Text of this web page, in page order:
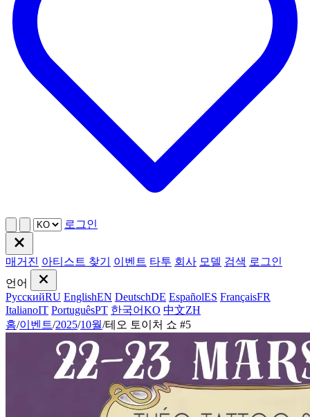
로그인
매거진 아티스트 찾기 이벤트 타투 회사 모델 검색 로그인
언어
РусскийRU EnglishEN DeutschDE EspañolES FrançaisFR
ItalianoIT PortuguêsPT 한국어KO 中文ZH
홈/이벤트/2025/10월/테오 토이처 쇼 #5